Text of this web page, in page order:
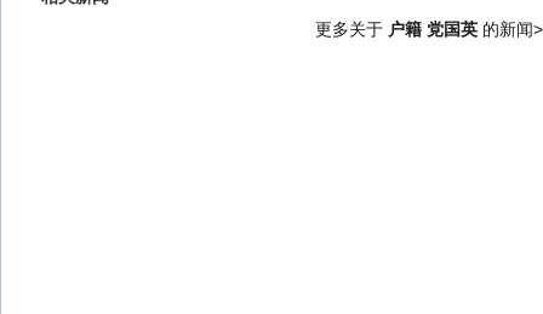
更多关于 户籍 党国英的新闻